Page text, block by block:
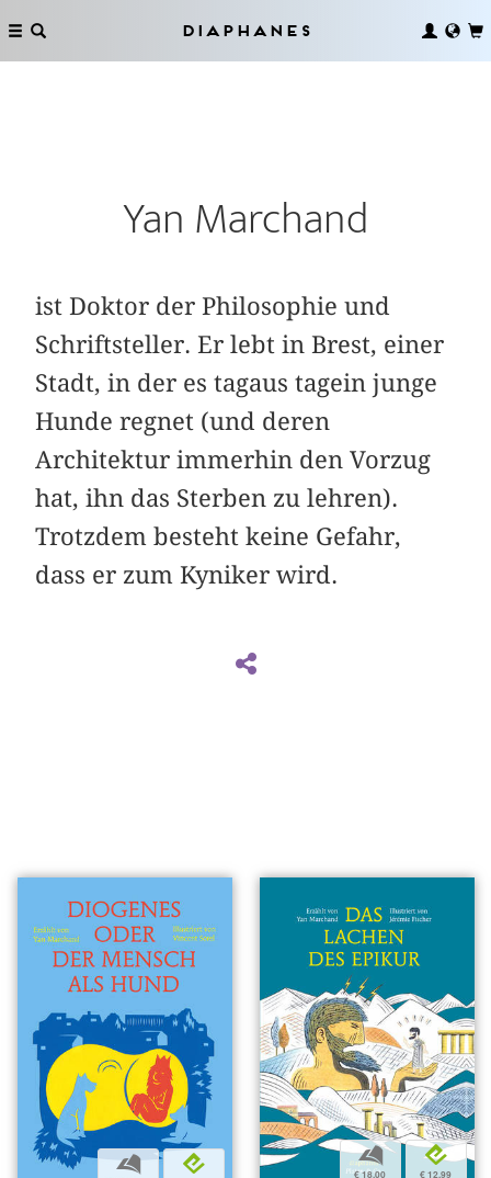
Diaphanes
Yan Marchand
ist Doktor der Philosophie und
Schriftsteller. Er lebt in Brest, einer
Stadt, in der es tagaus tagein junge
Hunde regnet (und deren
Architektur immerhin den Vorzug
hat, ihn das Sterben zu lehren).
Trotzdem besteht keine Gefahr,
dass er zum Kyniker wird.
b e b
€ 18,00
e
€ 12,99